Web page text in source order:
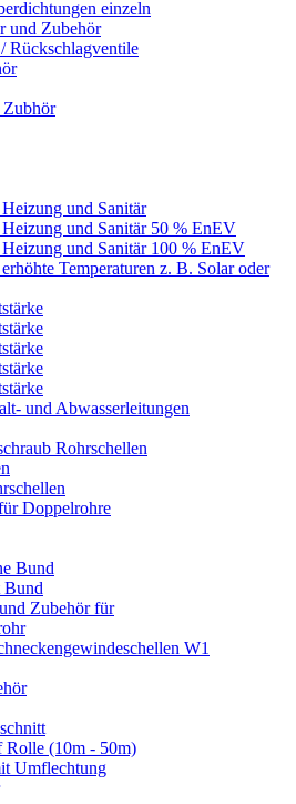
einzeln
und Zubehör
Rückschlagventile
Zubhör
und Sanitär
und Sanitär 50 % EnEV
und Sanitär 100 % EnEV
Temperaturen z. B. Solar oder
und Abwasserleitungen
Rohrschellen
Doppelrohre
Bund
Bund
Zubehör für
W1
Rolle (10m - 50m)
Umflechtung